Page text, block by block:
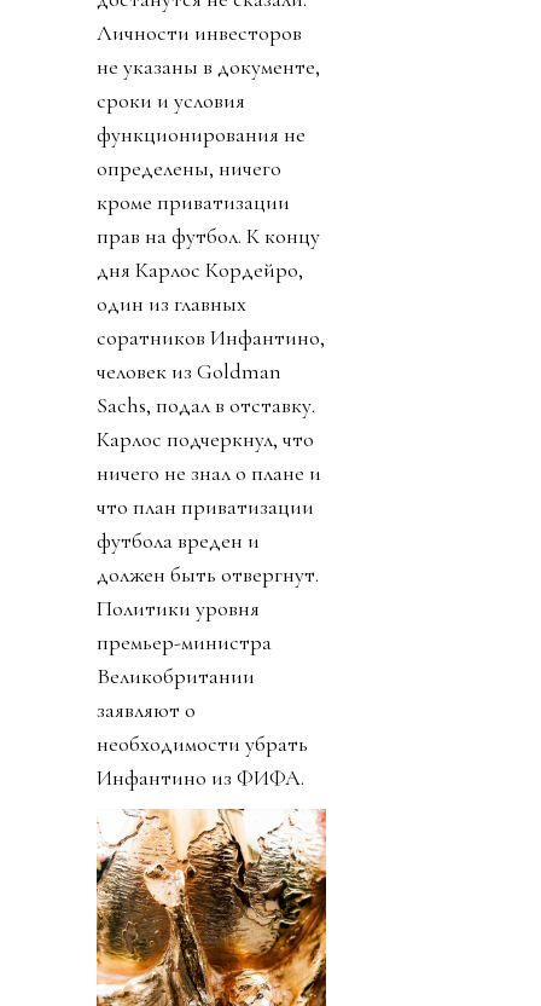
Личности инвесторов
не указаны в документе,
сроки и условия
функционирования не
определены, ничего
кроме приватизации
прав на футбол. К концу
дня Карлос Кордейро,
один из главных
соратников Инфантино,
человек из Goldman
Sachs, подал в отставку.
Карлос подчеркнул, что
ничего не знал о плане и
что план приватизации
футбола вреден и
должен быть отвергнут.
Политики уровня
премьер-министра
Великобритании
заявляют о
необходимости убрать
Инфантино из ФИФА.